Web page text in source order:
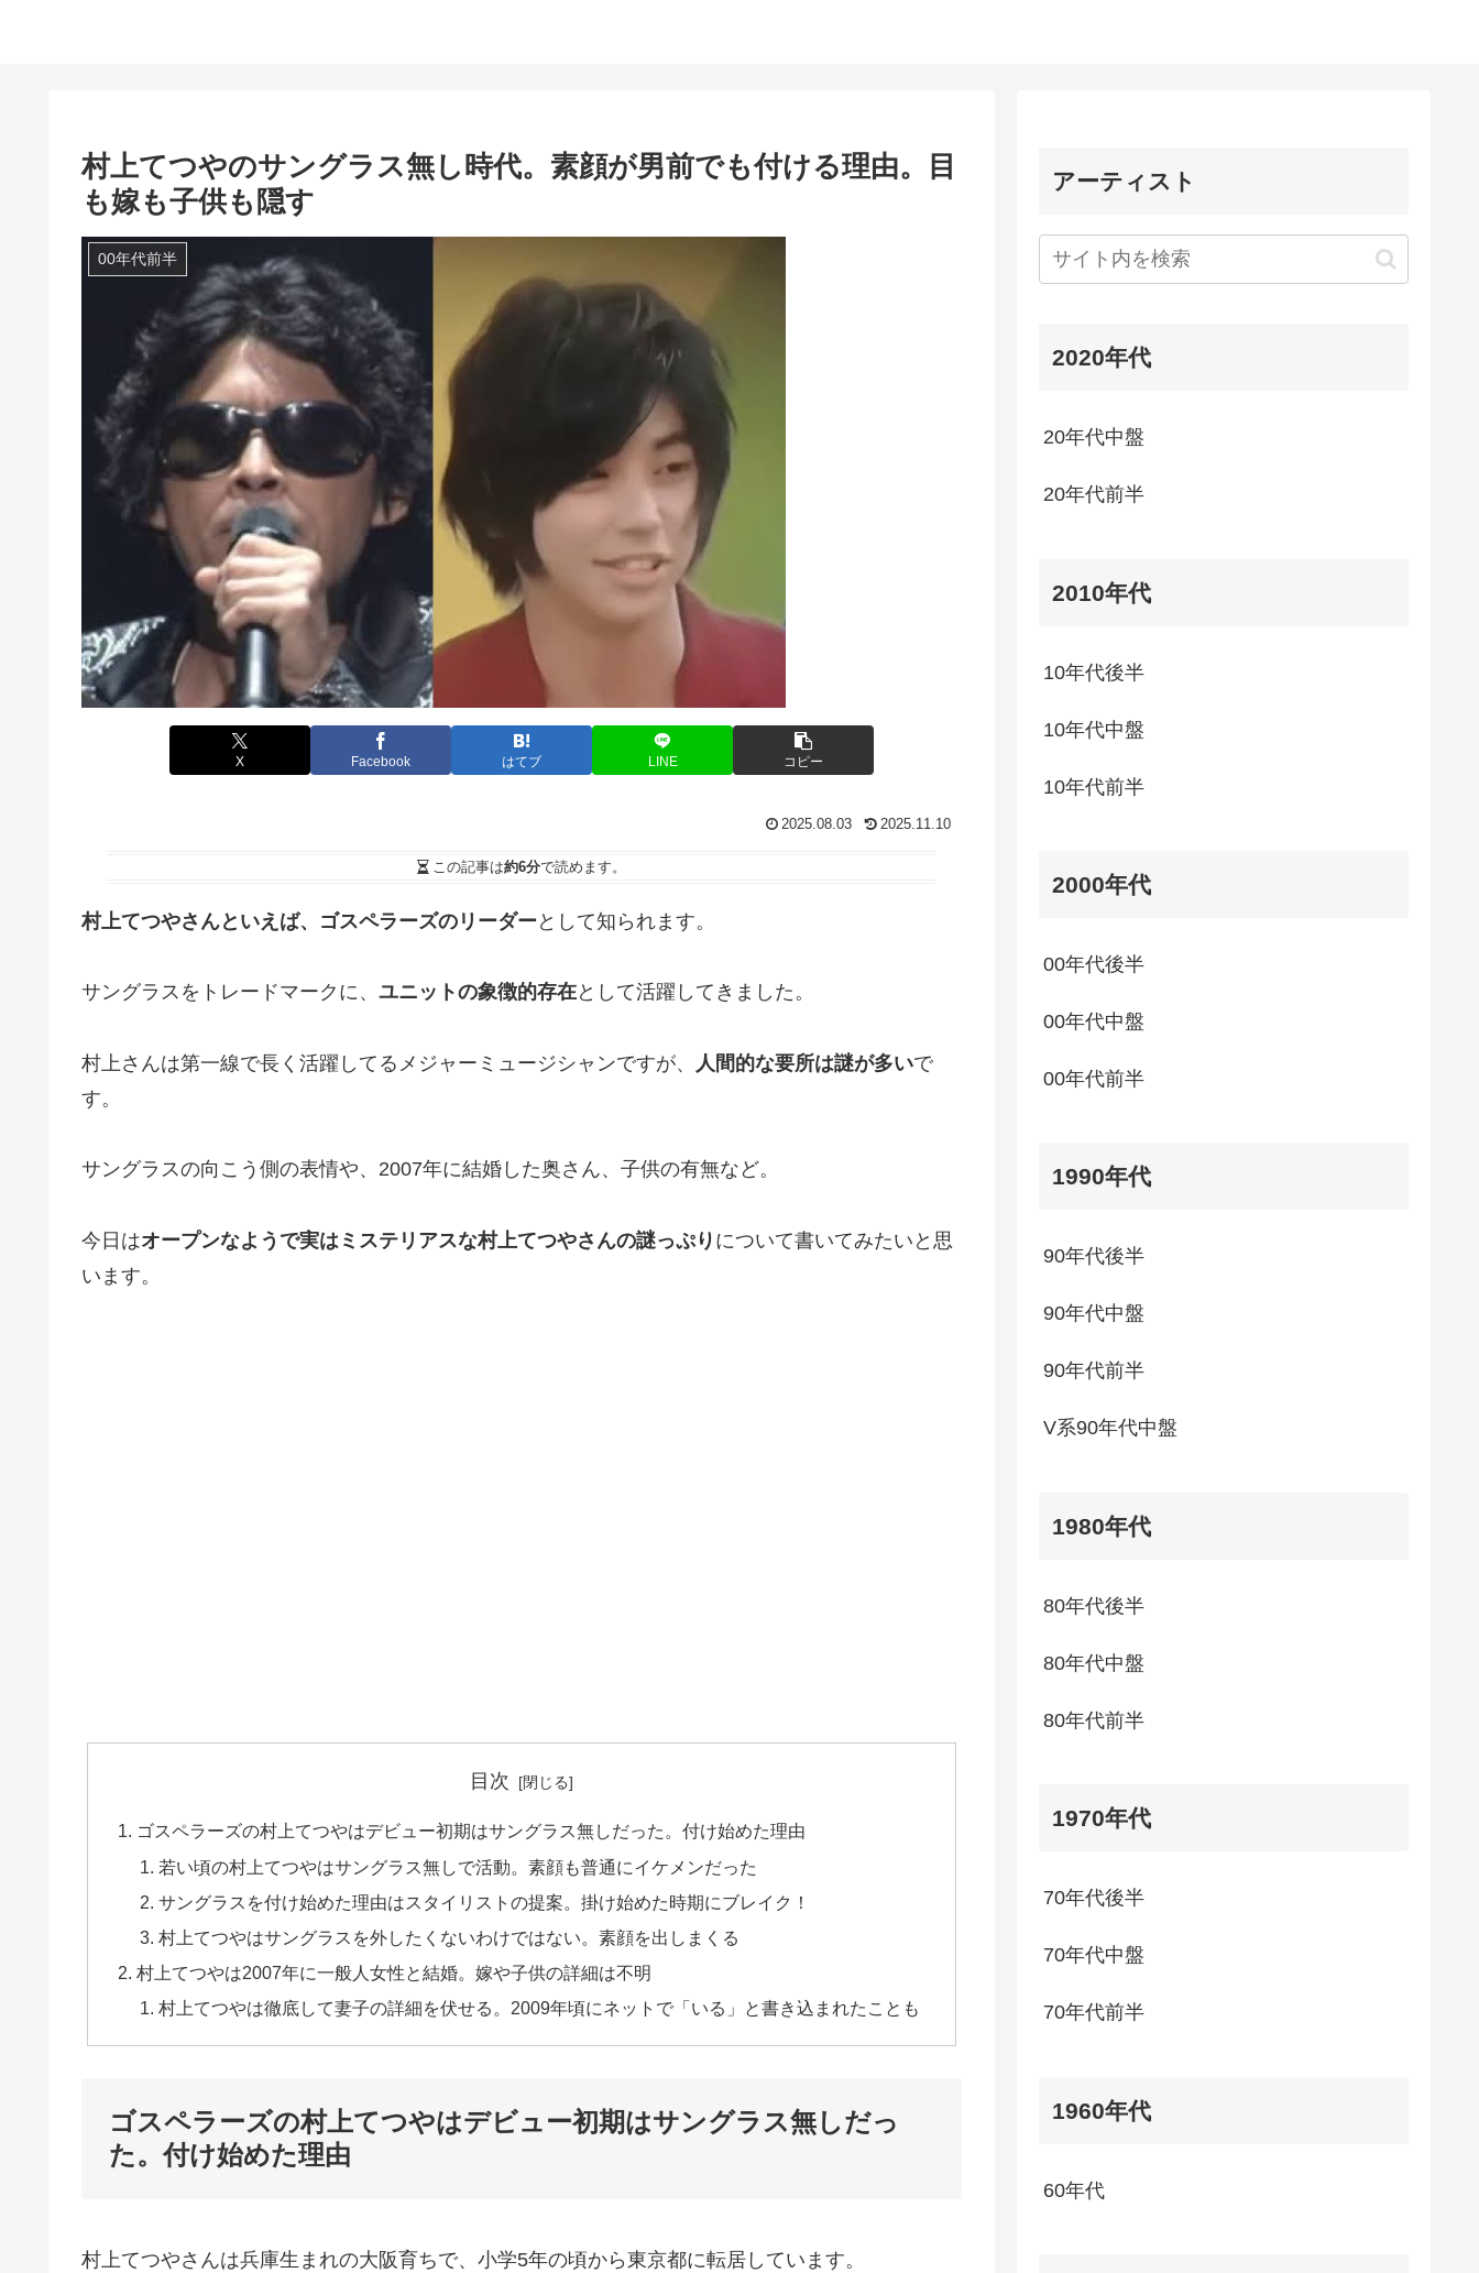
村上てつやのサングラス無し時代。素顔が男前でも付ける理由。目
も嫁も子供も隠す
00年代前半
X Facebook はてブ LINE コピー
2025.08.03 2025.11.10
この記事は約6分で読めます。
村上てつやさんといえば、ゴスペラーズのリーダーとして知られます。
サングラスをトレードマークに、 ユニットの象徴的存在として活躍してきました。
村上さんは第一線で長く活躍してるメジャーミュージシャンですが、 人間的な要所は謎が多いで
す。
サングラスの向こう側の表情や、2007年に結婚した奥さん、子供の有無など。
今日はオープンなようで実はミステリアスな村上てつやさんの謎っぷり について書いてみたいと思
います。
目次
ゴスペラーズの村上てつやはデビュー初期はサングラス無しだった。付け始めた理由
若い頃の村上てつやはサングラス無しで活動。素顔も普通にイケメンだった
サングラスを付け始めた理由はスタイリストの提案。掛け始めた時期にブレイク！
村上てつやはサングラスを外したくないわけではない。素顔を出しまくる
村上てつやは2007年に一般人女性と結婚。嫁や子供の詳細は不明
村上てつやは徹底して妻子の詳細を伏せる。2009年頃にネットで「いる」と書き込まれたことも
ゴスペラーズの村上てつやはデビュー初期はサングラス無しだっ
た。付け始めた理由
村上てつやさんは兵庫生まれの大阪育ちで、小学5年の頃から東京都に転居しています。
アーティスト
2020年代
20年代中盤
20年代前半
2010年代
10年代後半
10年代中盤
10年代前半
2000年代
00年代後半
00年代中盤
00年代前半
1990年代
90年代後半
90年代中盤
90年代前半
V系90年代中盤
1980年代
80年代後半
80年代中盤
80年代前半
1970年代
70年代後半
70年代中盤
70年代前半
1960年代
60年代